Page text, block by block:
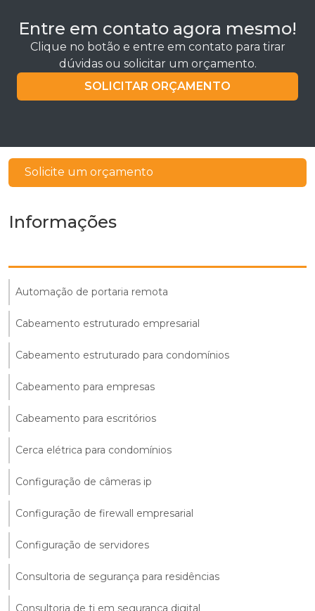
Entre em contato agora mesmo!
Clique no botão e entre em contato para tirar
dúvidas ou solicitar um orçamento.
SOLICITAR ORÇAMENTO
Solicite um orçamento
Informações
Automação de portaria remota
Cabeamento estruturado empresarial
Cabeamento estruturado para condomínios
Cabeamento para empresas
Cabeamento para escritórios
Cerca elétrica para condomínios
Configuração de câmeras ip
Configuração de firewall empresarial
Configuração de servidores
Consultoria de segurança para residências
Consultoria de ti em segurança digital